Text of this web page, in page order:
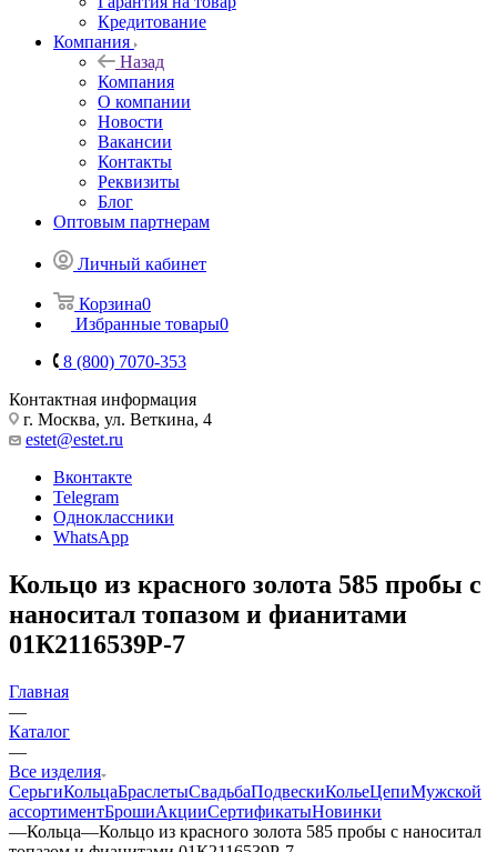
Кредитование
Компания
Назад
Компания
О компании
Новости
Вакансии
Контакты
Реквизиты
Блог
Оптовым партнерам
Личный кабинет
Корзина0
Избранные товары0
8 (800) 7070-353
Контактная информация
г. Москва, ул. Веткина, 4
estet@estet.ru
Вконтакте
Telegram
Одноклассники
WhatsApp
Кольцо из красного золота 585 пробы с
наноситал топазом и фианитами
01К2116539Р-7
Главная
—
Каталог
—
Все изделия
СерьгиКольцаБраслетыСвадьбаПодвескиКольеЦепиМужской
ассортиментБрошиАкцииСертификатыНовинки
—Кольца—Кольцо из красного золота 585 пробы с наноситал